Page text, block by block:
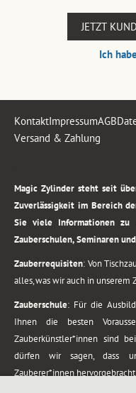
JETZT
Ich
KontaktImpressumAGB
Versand & Zahlung
Magic Zylinder steht seit
Zuverlässigkeit im Bereich
Sie viele Informationen zu
Zauberschulen, Seminaren
Zauberrequisiten: Von
alles, was wir auch in unserem
Zauberschule: Für die
Ihnen die besten
Zauberkünstler*innen sind
dürfen wir sagen, dass
Zauberer*innen